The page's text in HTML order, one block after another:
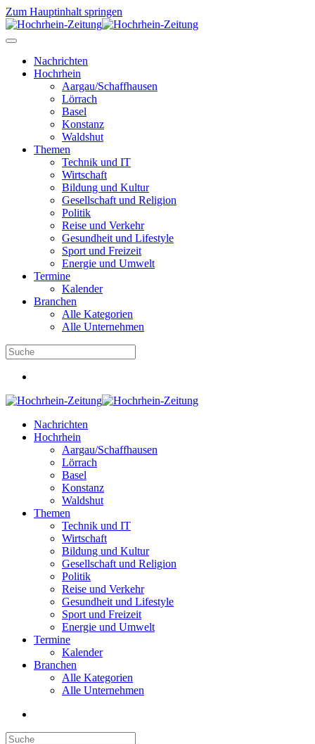
Zum Hauptinhalt springen
Nachrichten
Hochrhein
Aargau/Schaffhausen
Lörrach
Basel
Konstanz
Waldshut
Themen
Technik und IT
Wirtschaft
Bildung und Kultur
Gesellschaft und Religion
Politik
Reise und Verkehr
Gesundheit und Lifestyle
Sport und Freizeit
Energie und Umwelt
Termine
Kalender
Branchen
Alle Kategorien
Alle Unternehmen
Nachrichten
Hochrhein
Aargau/Schaffhausen
Lörrach
Basel
Konstanz
Waldshut
Themen
Technik und IT
Wirtschaft
Bildung und Kultur
Gesellschaft und Religion
Politik
Reise und Verkehr
Gesundheit und Lifestyle
Sport und Freizeit
Energie und Umwelt
Termine
Kalender
Branchen
Alle Kategorien
Alle Unternehmen